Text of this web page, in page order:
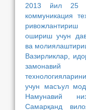
2013 йил 25
коммуникация
ошириш учун
ва
Вазирликлар,
замонавий
учун масъул
Намунавий
Самарқанд